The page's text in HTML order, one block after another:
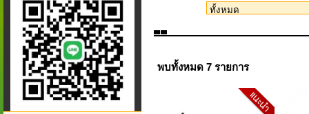
พบทั้งหมด 7 รายการ